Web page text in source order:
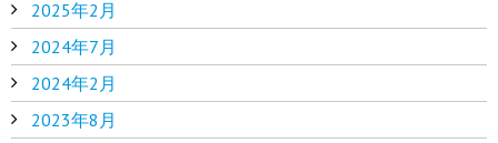
2025年2月
2024年7月
2024年2月
2023年8月